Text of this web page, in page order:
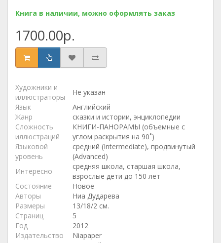
Книга в наличии, можно оформлять заказ
1700.00р.
Художники и
иллюстраторы
Не указан
Язык
Английский
Жанр
сказки и истории, энциклопедии
Сложность
иллюстраций
КНИГИ-ПАНОРАМЫ (объемные с
углом раскрытия на 90˚)
Языковой
уровень
средний (Intermediate), продвинутый
(Advanced)
Интересно
средняя школа, старшая школа,
взрослые дети до 150 лет
Состояние
Новое
Авторы
Ниа Дударева
Размеры
13/18/2 см.
Страниц
5
Год
2012
Издательство
Niapaper